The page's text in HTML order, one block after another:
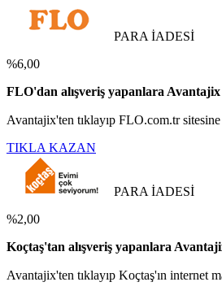
PARA İADESİ
%6,00
FLO'dan alışveriş yapanlara
Avantajix'ten tıklayıp FLO.com.tr
TIKLA KAZAN
PARA İADESİ
%2,00
Koçtaş'tan alışveriş yapanlara
Avantajix'ten tıklayıp Koçtaş'ın internet